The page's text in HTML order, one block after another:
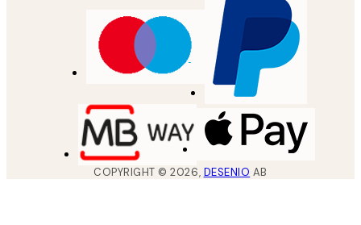
COPYRIGHT ©2026, DESENIO AB